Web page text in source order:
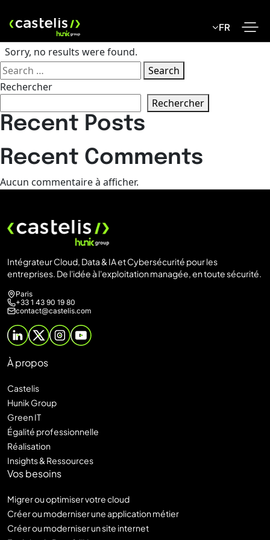
FR
Sorry, no results were found.
Search
for:
Search
Rechercher
Rechercher
Recent Posts
Recent Comments
Aucun commentaire à afficher.
Intégrateur Cloud, Data & IA et Cybersécurité pour les
entreprises. De l'idée à l'exploitation managée, en toute sécurité.
Paris
+33 1 43 90 19 80
contact@castelis.com
À propos
Castelis
Hunik Group
Green IT
Égalité professionnelle
Réalisation
Insights & Ressources
Vos besoins
Migrer ou optimiser votre cloud
Créer ou moderniser une application métier
Créer ou moderniser un site internet